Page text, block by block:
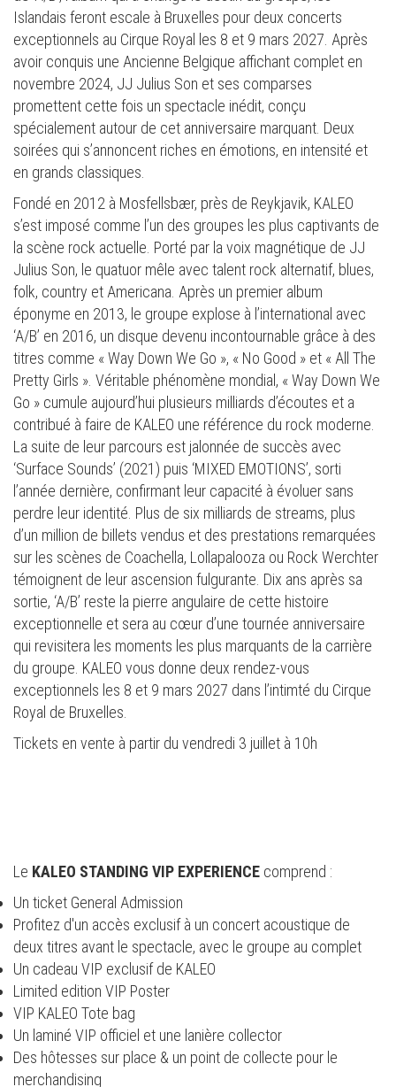
Islandais feront escale à Bruxelles pour deux concerts
exceptionnels au Cirque Royal les 8 et 9 mars 2027. Après
avoir conquis une Ancienne Belgique affichant complet en
novembre 2024, JJ Julius Son et ses comparses
promettent cette fois un spectacle inédit, conçu
spécialement autour de cet anniversaire marquant. Deux
soirées qui s’annoncent riches en émotions, en intensité et
en grands classiques.
Fondé en 2012 à Mosfellsbær, près de Reykjavik, KALEO
s’est imposé comme l’un des groupes les plus captivants de
la scène rock actuelle. Porté par la voix magnétique de JJ
Julius Son, le quatuor mêle avec talent rock alternatif, blues,
folk, country et Americana. Après un premier album
éponyme en 2013, le groupe explose à l’international avec
‘A/B’ en 2016, un disque devenu incontournable grâce à des
titres comme « Way Down We Go », « No Good » et « All The
Pretty Girls ». Véritable phénomène mondial, « Way Down We
Go » cumule aujourd’hui plusieurs milliards d’écoutes et a
contribué à faire de KALEO une référence du rock moderne.
La suite de leur parcours est jalonnée de succès avec
‘Surface Sounds’ (2021) puis ‘MIXED EMOTIONS’, sorti
l’année dernière, confirmant leur capacité à évoluer sans
perdre leur identité. Plus de six milliards de streams, plus
d’un million de billets vendus et des prestations remarquées
sur les scènes de Coachella, Lollapalooza ou Rock Werchter
témoignent de leur ascension fulgurante. Dix ans après sa
sortie, ‘A/B’ reste la pierre angulaire de cette histoire
exceptionnelle et sera au cœur d’une tournée anniversaire
qui revisitera les moments les plus marquants de la carrière
du groupe. KALEO vous donne deux rendez-vous
exceptionnels les 8 et 9 mars 2027 dans l’intimté du Cirque
Royal de Bruxelles.
Tickets en vente à partir du vendredi 3 juillet à 10h
Le KALEO STANDING VIP EXPERIENCE comprend :
Un ticket General Admission
Profitez d'un accès exclusif à un concert acoustique de
deux titres avant le spectacle, avec le groupe au complet
Un cadeau VIP exclusif de KALEO
Limited edition VIP Poster
VIP KALEO Tote bag
Un laminé VIP officiel et une lanière collector
Des hôtesses sur place & un point de collecte pour le
merchandising